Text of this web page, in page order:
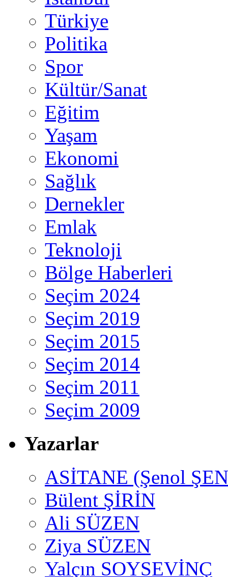
Türkiye
Politika
Spor
Kültür/Sanat
Eğitim
Yaşam
Ekonomi
Sağlık
Dernekler
Emlak
Teknoloji
Bölge Haberleri
Seçim 2024
Seçim 2019
Seçim 2015
Seçim 2014
Seçim 2011
Seçim 2009
Yazarlar
ASİTANE (Şenol
Bülent ŞİRİN
Ali SÜZEN
Ziya SÜZEN
Yalçın SOYSEVİNÇ